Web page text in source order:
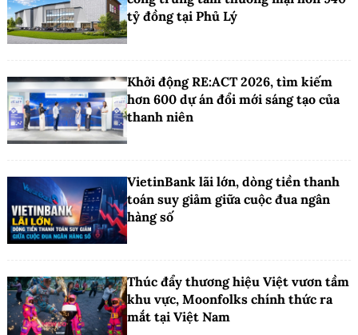
Hoan TT bị phạt 200 triệu đồng vì quảng
cáo '100% nguyên liệu hữu cơ'
THỊ TRƯỜNG
AEON Việt Nam chính thức khởi
công trung tâm thương mại hơn 940
tỷ đồng tại Phủ Lý
Khởi động RE:ACT 2026, tìm kiếm
hơn 600 dự án đổi mới sáng tạo của
thanh niên